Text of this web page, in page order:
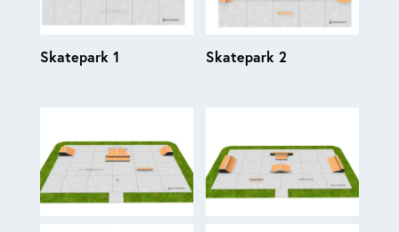
Skatepark 1 Skatepark 2